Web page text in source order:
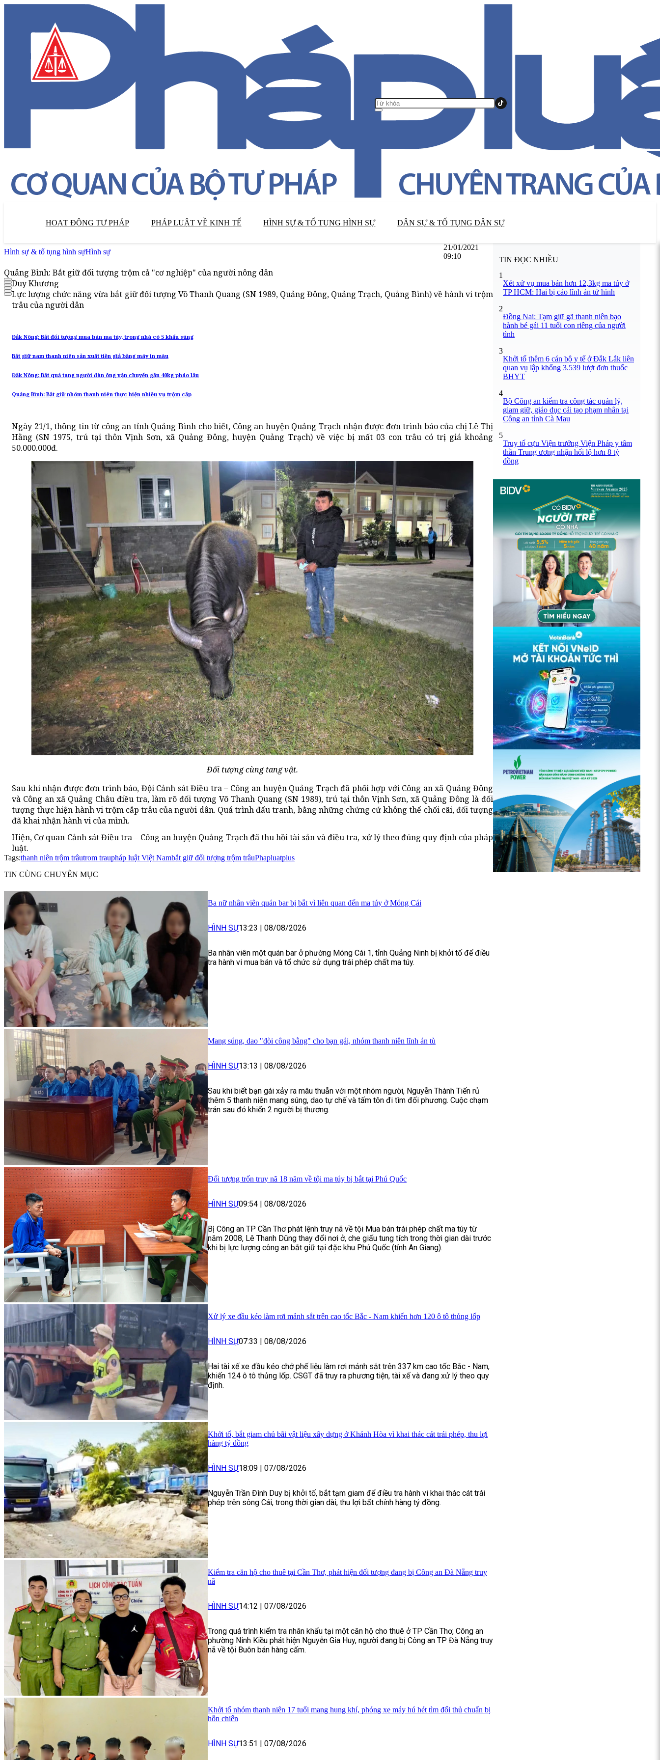
HOẠT ĐỘNG TƯ PHÁP PHÁP LUẬT VỀ KINH TẾ HÌNH SỰ & TỐ TỤNG HÌNH SỰ DÂN SỰ & TỐ TỤNG DÂN SỰ
Hình sự & tố tụng hình sựHình sự
21/01/2021
09:10
Quảng Bình: Bắt giữ đối tượng trộm cả "cơ nghiệp" của người nông dân
Duy Khương
Lực lượng chức năng vừa bắt giữ đối tượng Võ Thanh Quang (SN 1989, Quảng Đông, Quảng Trạch, Quảng Bình) về hành vi trộm
trâu của người dân
Đắk Nông: Bắt đối tượng mua bán ma túy, trong nhà có 5 khẩu súng
Bắt giữ nam thanh niên sản xuất tiền giả bằng máy in màu
Đắk Nông: Bắt quả tang người đàn ông vận chuyển gần 40kg pháo lậu
Quảng Bình: Bắt giữ nhóm thanh niên thực hiện nhiều vụ trộm cắp
Ngày 21/1, thông tin từ công an tỉnh Quảng Bình cho biết, Công an huyện Quảng Trạch nhận được đơn trình báo của chị Lê Thị
Hằng (SN 1975, trú tại thôn Vịnh Sơn, xã Quảng Đông, huyện Quảng Trạch) về việc bị mất 03 con trâu có trị giá khoảng
50.000.000đ.
Đối tượng cùng tang vật.
Sau khi nhận được đơn trình báo, Đội Cảnh sát Điều tra – Công an huyện Quảng Trạch đã phối hợp với Công an xã Quảng Đông
và Công an xã Quảng Châu điều tra, làm rõ đối tượng Võ Thanh Quang (SN 1989), trú tại thôn Vịnh Sơn, xã Quảng Đông là đối
tượng thực hiện hành vi trộm cắp trâu của người dân. Quá trình đấu tranh, bằng những chứng cứ không thể chối cãi, đối tượng
đã khai nhận hành vi của mình.
Hiện, Cơ quan Cảnh sát Điều tra – Công an huyện Quảng Trạch đã thu hồi tài sản và điều tra, xử lý theo đúng quy định của pháp
luật.
Tags:thanh niên trộm trâutrom traupháp luật Việt Nambắt giữ đối tượng trộm trâuPhapluatplus
TIN CÙNG CHUYÊN MỤC
Ba nữ nhân viên quán bar bị bắt vì liên quan đến ma túy ở Móng Cái
HÌNH SỰ13:23 08/08/2026
Ba nhân viên một quán bar ở phường Móng Cái 1, tỉnh Quảng Ninh bị khởi tố để điều
tra hành vi mua bán và tổ chức sử dụng trái phép chất ma túy.
Mang súng, dao "đòi công bằng" cho bạn gái, nhóm thanh niên lĩnh án tù
HÌNH SỰ13:13 | 08/08/2026
Sau khi biết bạn gái xảy ra mâu thuẫn với một nhóm người, Nguyễn Thành Tiến rủ
thêm 5 thanh niên mang súng, dao tự chế và tấm tôn đi tìm đối phương. Cuộc chạm
trán sau đó khiến 2 người bị thương.
Đối tượng trốn truy nã 18 năm về tội ma túy bị bắt tại Phú Quốc
HÌNH SỰ09:54 | 08/08/2026
Bị Công an TP Cần Thơ phát lệnh truy nã về tội Mua bán trái phép chất ma túy từ
năm 2008, Lê Thanh Dũng thay đổi nơi ở, che giấu tung tích trong thời gian dài trước
khi bị lực lượng công an bắt giữ tại đặc khu Phú Quốc (tỉnh An Giang).
Xử lý xe đầu kéo làm rơi mảnh sắt trên cao tốc Bắc - Nam khiến hơn 120 ô tô thủng lốp
HÌNH SỰ07:33 08/08/2026
Hai tài xế xe đầu kéo chở phế liệu làm rơi mảnh sắt trên 337 km cao tốc Bắc - Nam,
khiến 124 ô tô thủng lốp. CSGT đã truy ra phương tiện, tài xế và đang xử lý theo quy
định.
Khởi tố, bắt giam chủ bãi vật liệu xây dựng ở Khánh Hòa vì khai thác cát trái phép, thu lợi
hàng tỷ đồng
HÌNH SỰ18:09 | 07/08/2026
Nguyễn Trần Đình Duy bị khởi tố, bắt tạm giam để điều tra hành vi khai thác cát trái
phép trên sông Cái, trong thời gian dài, thu lợi bất chính hàng tỷ đồng.
Kiểm tra căn hộ cho thuê tại Cần Thơ, phát hiện đối tượng đang bị Công an Đà Nẵng truy
nã
HÌNH SỰ14:12 | 07/08/2026
Trong quá trình kiểm tra nhân khẩu tại một căn hộ cho thuê ở TP Cần Thơ, Công an
phường Ninh Kiều phát hiện Nguyễn Gia Huy, người đang bị Công an TP Đà Nẵng truy
nã về tội Buôn bán hàng cấm.
Khởi tố nhóm thanh niên 17 tuổi mang hung khí, phóng xe máy hú hét tìm đối thủ chuẩn bị
hỗn chiến
HÌNH SỰ13:51 07/08/2026
TIN ĐỌC NHIỀU
1
Xét xử vụ mua bán hơn 12,3kg ma túy ở
TP HCM: Hai bị cáo lĩnh án tử hình
2
Đồng Nai: Tạm giữ gã thanh niên bạo
hành bé gái 11 tuổi con riêng của người
tình
3
Khởi tố thêm 6 cán bộ y tế ở Đắk Lắk liên
quan vụ lập khống 3.539 lượt đơn thuốc
BHYT
4
Bộ Công an kiểm tra công tác quản lý,
giam giữ, giáo dục cải tạo phạm nhân tại
Công an tỉnh Cà Mau
5
Truy tố cựu Viện trưởng Viện Pháp y tâm
thần Trung ương nhận hối lộ hơn 8 tỷ
đồng